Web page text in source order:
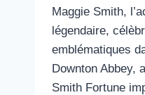
Maggie Smith,
légendaire,
emblématiques
Downton Abbey,
Smith Fortune